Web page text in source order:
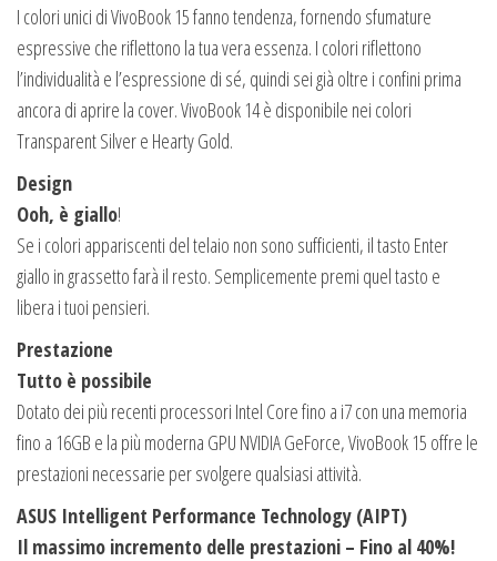
I colori unici di VivoBook 15 fanno tendenza, fornendo sfumature
espressive che riflettono la tua vera essenza. I colori riflettono
l’individualità e l’espressione di sé, quindi sei già oltre i confini prima
ancora di aprire la cover. VivoBook 14 è disponibile nei colori
Transparent Silver e Hearty Gold.
Design
Ooh, è giallo!
Se i colori appariscenti del telaio non sono sufficienti, il tasto Enter
giallo in grassetto farà il resto. Semplicemente premi quel tasto e
libera i tuoi pensieri.
Prestazione
Tutto è possibile
Dotato dei più recenti processori Intel Core fino a i7 con una memoria
fino a 16GB e la più moderna GPU NVIDIA GeForce, VivoBook 15 offre le
prestazioni necessarie per svolgere qualsiasi attività.
ASUS Intelligent Performance Technology (AIPT)
Il massimo incremento delle prestazioni – Fino al 40%!